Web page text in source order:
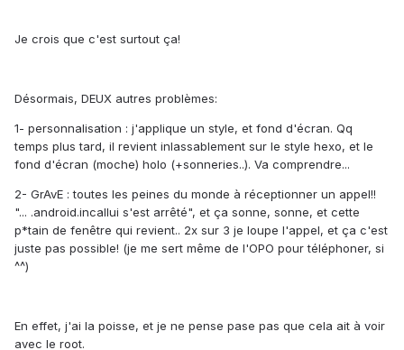
Je crois que c'est surtout ça!
Désormais, DEUX autres problèmes:
1- personnalisation : j'applique un style, et fond d'écran. Qq
temps plus tard, il revient inlassablement sur le style hexo, et le
fond d'écran (moche) holo (+sonneries..). Va comprendre...
2- GrAvE : toutes les peines du monde à réceptionner un appel!!
"... .android.incallui s'est arrêté", et ça sonne, sonne, et cette
p*tain de fenêtre qui revient.. 2x sur 3 je loupe l'appel, et ça c'est
juste pas possible! (je me sert même de l'OPO pour téléphoner, si
^^)
En effet, j'ai la poisse, et je ne pense pase pas que cela ait à voir
avec le root.